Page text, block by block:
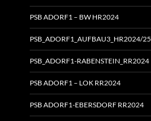
PSB ADORF1 – BW HR2024
PSB_ADORF1_AUFBAU3_HR2024/25
PSB_ADORF1-RABENSTEIN_RR2024
PSB ADORF1 – LOK RR2024
PSB ADORF1-EBERSDORF RR2024